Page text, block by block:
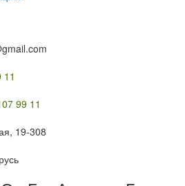
11
99 11
19-308